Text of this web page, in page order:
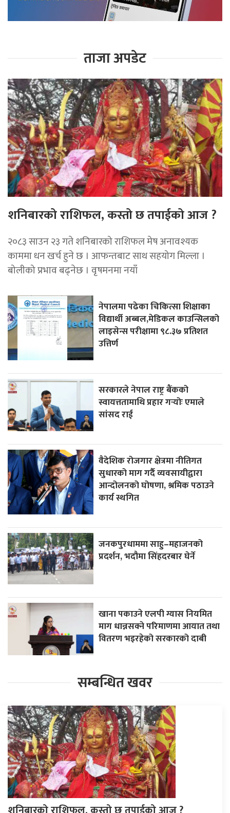
ताजा अपडेट
शनिबारको राशिफल, कस्तो छ तपाईको आज ?
२०८३ साउन २३ गते शनिबारको राशिफल मेष अनावश्यक
काममा धन खर्च हुने छ । आफन्तबाट साथ सहयोग मिल्ला ।
बोलीको प्रभाव बढ्नेछ । वृषमनमा नयाँ
नेपालमा पढेका चिकित्सा शिक्षाका
विद्यार्थी अब्बल,मेडिकल काउन्सिलको
लाइसेन्स परीक्षामा ९८.३७ प्रतिशत
उत्तिर्ण
सरकारले नेपाल राष्ट्र बैंकको
स्वायत्ततामाथि प्रहार गर्‍योः एमाले
सांसद राई
वैदेशिक रोजगार क्षेत्रमा नीतिगत
सुधारको माग गर्दै व्यवसायीद्वारा
आन्दोलनको घोषणा, श्रमिक पठाउने
कार्य स्थगित
जनकपुरधाममा साहु–महाजनको
प्रदर्शन, भदौमा सिंहदरबार घेर्ने
खाना पकाउने एलपी ग्यास नियमित
माग धान्नसक्ने परिमाणमा आयात तथा
वितरण भइरहेको सरकारको दाबी
सम्बन्धित खवर